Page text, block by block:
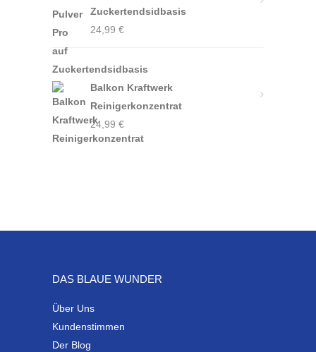
Zuckertendsidbasis
24,99 €
Balkon Kraftwerk
Reinigerkonzentrat
24,99 €
DAS BLAUE WUNDER
Über Uns
Kundenstimmen
Der Blog